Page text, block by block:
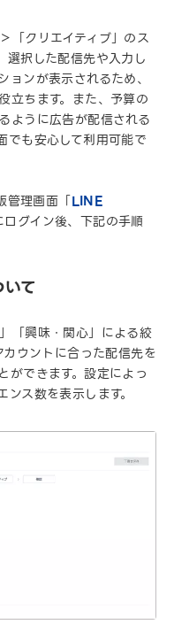
「クリエイティブ」のス
選択した配信先や入力し
ンが表示されるため、
立ちます。また、予算の
ように広告が配信される
でも安心して利用可能で
管理画面「LINE
ログイン後、下記の手順
て
「興味・関心」による絞
ウントに合った配信先を
ができます。設定によっ
ス数を表示します。